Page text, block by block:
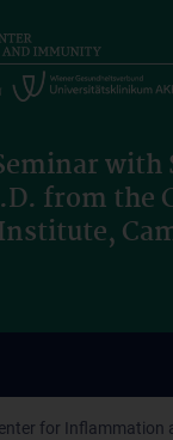
with
from the
for Inflammation